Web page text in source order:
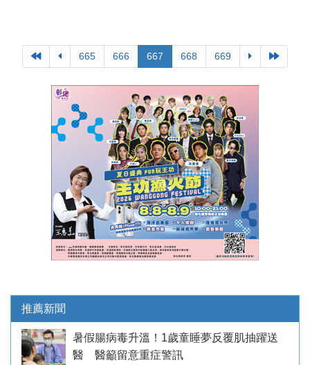
665 666 667 668 669
推薦新聞
暑假腸病毒升溫！1歲童睡夢反覆肌抽躍送
醫 醫籲留意重症警訊